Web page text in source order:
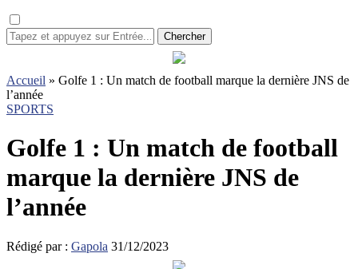
Chercher
Accueil » Golfe 1 : Un match de football marque la dernière JNS de
l’année
SPORTS
Golfe 1 : Un match de football
marque la dernière JNS de
l’année
Rédigé par : Gapola 31/12/2023